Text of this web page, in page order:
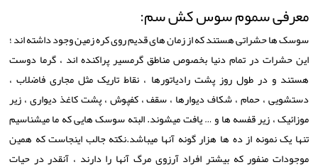
معرفی سموم سوس کش سم:
سوسک ها حشراتی هستند که از زمان های قدیم روی کره زمین وجود داشته اند ؛
این حشرات در تمام دنیا بخصوص مناطق گرمسیر پراکنده اند ، گرما دوست
هستند و در طول روز پشت رادیاتورها ، نقاط تاریک مثل مجاری فاضلاب ،
دستشویی ، حمام ، شکاف دیوارها ، سقف ، کفپوش ، پشت کاغذ دیواری ، زیر
موزائیک ، زیر قفسه ها و … یافت میشوند. البته سوسک هایی که ما میشناسیم
تنها یک نمونه از ده ها هزار گونه آنها میباشد.نکته جالب اینجاست که همین
موجودات منفور که بیشتر افراد آرزوی مرگ آنها را دارند ، آنقدر در حیات